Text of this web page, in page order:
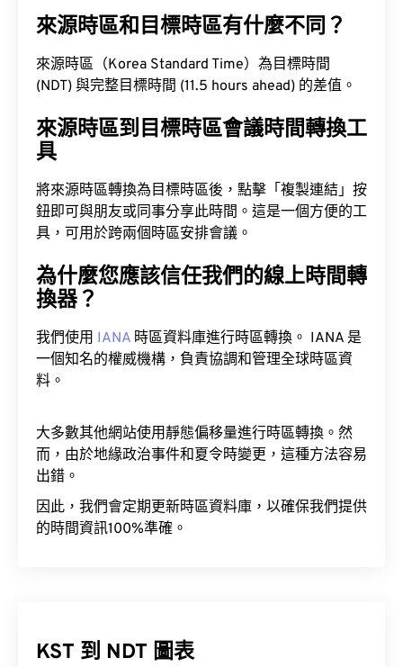
來源時區和目標時區有什麼不同？
來源時區（Korea Standard Time）為目標時間
(NDT) 與完整目標時間 (11.5 hours ahead) 的差值。
來源時區到目標時區會議時間轉換工
具
將來源時區轉換為目標時區後，點擊「複製連結」按
鈕即可與朋友或同事分享此時間。這是一個方便的工
具，可用於跨兩個時區安排會議。
為什麼您應該信任我們的線上時間轉
換器？
我們使用 IANA 時區資料庫進行時區轉換。 IANA 是
一個知名的權威機構，負責協調和管理全球時區資
料。
大多數其他網站使用靜態偏移量進行時區轉換。然
而，由於地緣政治事件和夏令時變更，這種方法容易
出錯。
因此，我們會定期更新時區資料庫，以確保我們提供
的時間資訊100%準確。
KST 到 NDT 圖表